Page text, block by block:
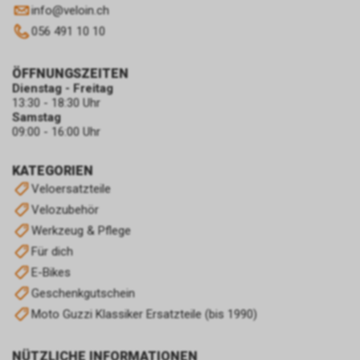
info@veloin.ch
056 491 10 10
KATEGORIEN
Veloersatzteile
Velozubehör
Werkzeug & Pflege
Für dich
E-Bikes
Geschenkgutschein
Moto Guzzi Klassiker Ersatzteile (bis 1990)
NÜTZLICHE INFORMATIONEN
ÖFFNUNGSZEITEN
Dienstag - Freitag
13:30 - 18:30 Uhr
Samstag
09:00 - 16:00 Uhr